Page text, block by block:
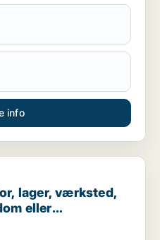
info
værksted,
lager, værksted,
eller
salg i Nordsjælland,